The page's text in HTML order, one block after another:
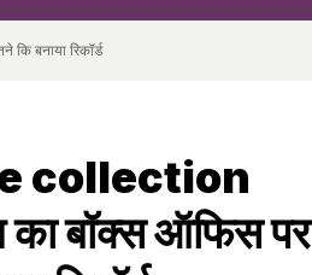
बनाया रिकॉर्ड
collection
बॉक्स ऑफिस पर